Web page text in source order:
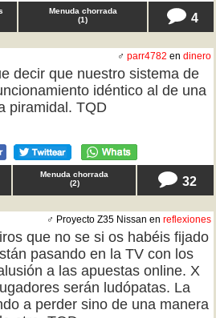
Menuda chorrada
(1) 4
♂ parr4782 en dinero
decir que nuestro sistema de
idéntico al de una
piramidal. TQD
Menuda chorrada
(2) 32
♂ Proyecto Z35 Nissan en reflexiones
que no se si os habéis fijado
pasando en la TV con los
a las apuestas online. X
serán ludópatas. La
a perder sino de una manera